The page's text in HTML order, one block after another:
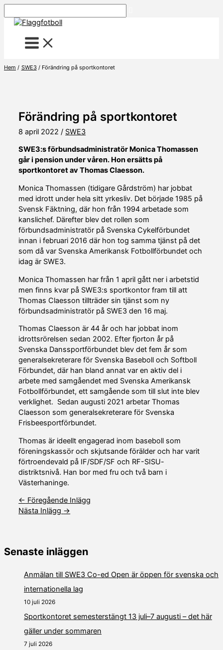
till
Hem SWE3 Förändring på sportkontoret
Förändring på sportkontoret
8 april 2022/ SWE3
SWE3:s förbundsadministratör Monica Thomassen
går i pension under våren. Hon ersätts på
sportkontoret av Thomas Claesson.
Monica Thomassen (tidigare Gårdström) har jobbat
med idrott under hela sitt yrkesliv. Det började 1985 på
Svensk Fäktning, där hon från 1994 arbetade som
kanslichef. Därefter blev det rollen som
förbundsadministratör på Svenska Cykelförbundet
innan i februari 2016 där hon tog samma tjänst på det
som då var Svenska Amerikansk Fotbollförbundet och
idag är SWE3.
Monica Thomassen har från 1 april gått ner i arbetstid
men finns kvar på SWE3:s sportkontor fram till att
Thomas Claesson tillträder sin tjänst som ny
förbundsadministratör på SWE3 den 16 maj.
Thomas Claesson är 44 år och har jobbat inom
idrottsrörelsen sedan 2002. Efter fjorton år på
Svenska Danssportförbundet blev det fem år som
generalsekreterare för Svenska Baseboll och Softboll
Förbundet, där han bland annat var en aktiv del i
arbete med samgåendet med Svenska Amerikansk
Fotbollförbundet, ett samgående som till slut inte blev
verklighet. Sedan augusti 2021 arbetar Thomas
Claesson som generalsekreterare för Svenska
Frisbeesportförbundet.
Thomas är ideellt engagerad inom baseboll som
föreningskassör och skjutsande förälder och har varit
förtroendevald på IF/SDF/SF och RF-SISU-
distriktsnivå. Han bor med fru och två barn i
Västerhaninge.
← Föregående Inlägg
Nästa Inlägg →
Senaste inläggen
Anmälan till SWE3 Co-ed Open är öppen för svenska och
internationella lag
10 juli 2026
Sportkontoret semesterstängt 13 juli–7 augusti – det här
gäller under sommaren
7 juli 2026